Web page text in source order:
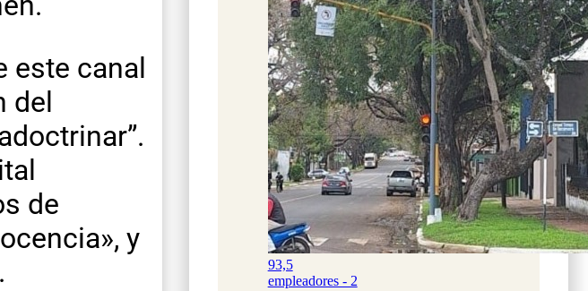
este canal
del
de
y
93,5
empleadores - 2